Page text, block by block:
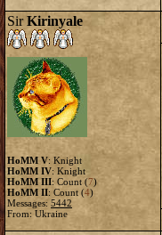
SirKirinyale
HoMM V: Knight
HoMM IV: Knight
HoMM III: Count (7)
HoMM II: Count (4)
Messages: 5442
From: Ukraine